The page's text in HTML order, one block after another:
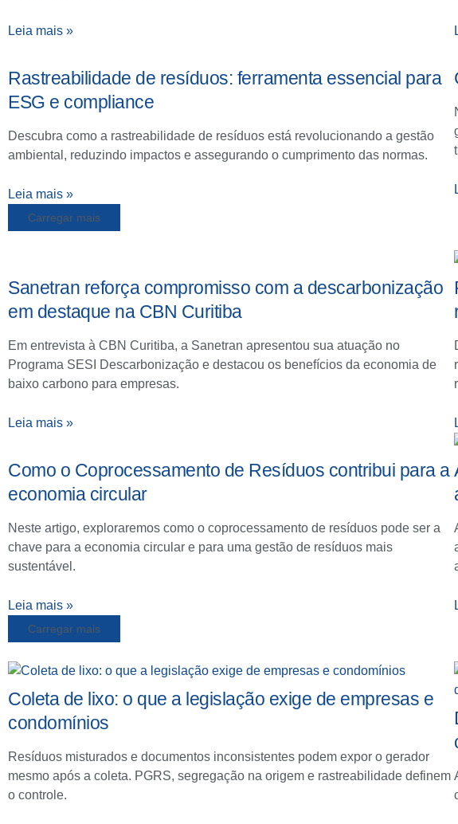
Leia mais »
Rastreabilidade de resíduos: ferramenta essencial para
ESG e compliance
Descubra como a rastreabilidade de resíduos está revolucionando a gestão
ambiental, reduzindo impactos e assegurando o cumprimento das normas.
Leia mais »
Carregar mais
Sanetran reforça compromisso com a descarbonização
em destaque na CBN Curitiba
Em entrevista à CBN Curitiba, a Sanetran apresentou sua atuação no
Programa SESI Descarbonização e destacou os benefícios da economia de
baixo carbono para empresas.
Leia mais »
Como o Coprocessamento de Resíduos contribui para a
economia circular
Neste artigo, exploraremos como o coprocessamento de resíduos pode ser a
chave para a economia circular e para uma gestão de resíduos mais
sustentável.
Leia mais »
Carregar mais
Coleta de lixo: o que a legislação exige de empresas e
condomínios
Resíduos misturados e documentos inconsistentes podem expor o gerador
mesmo após a coleta. PGRS, segregação na origem e rastreabilidade definem
o controle.